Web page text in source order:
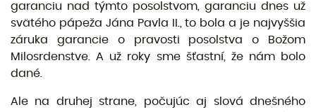
garanciu nad týmto posolstvom, garanciu dnes už
svätého pápeža Jána Pavla II., to bola a je najvyššia
záruka garancie o pravosti posolstva o Božom
Milosrdenstve. A už roky sme šťastní, že nám bolo
dané.
Ale na druhej strane, počujúc aj slová dnešného